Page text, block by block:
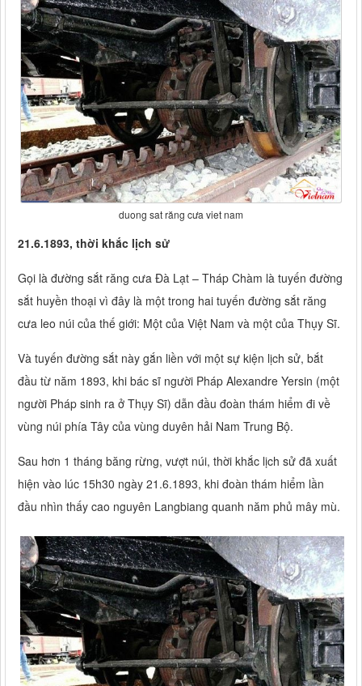
duong sat răng cưa viet nam
21.6.1893, thời khắc lịch sử
Gọi là đường sắt răng cưa Đà Lạt – Tháp Chàm là tuyến đường
sắt huyền thoại vì đây là một trong hai tuyến đường sắt răng
cưa leo núi của thế giới: Một của Việt Nam và một của Thụy Sĩ.
Và tuyến đường sắt này gắn liền với một sự kiện lịch sử, bắt
đầu từ năm 1893, khi bác sĩ người Pháp Alexandre Yersin (một
người Pháp sinh ra ở Thụy Sĩ) dẫn đầu đoàn thám hiểm đi về
vùng núi phía Tây của vùng duyên hải Nam Trung Bộ.
Sau hơn 1 tháng băng rừng, vượt núi, thời khắc lịch sử đã xuất
hiện vào lúc 15h30 ngày 21.6.1893, khi đoàn thám hiểm lần
đầu nhìn thấy cao nguyên Langbiang quanh năm phủ mây mù.